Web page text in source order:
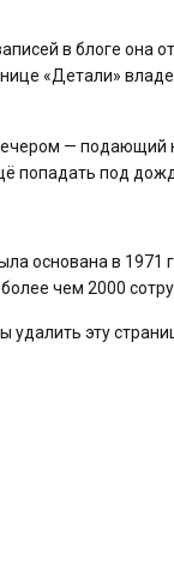
в блоге она
«Детали»
— подающий
попадать под
основана в 1971
чем 2000
удалить эту